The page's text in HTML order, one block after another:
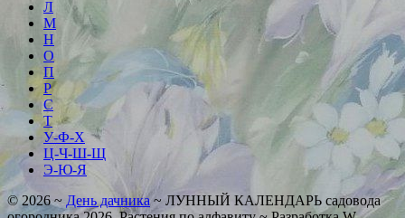
Л
М
Н
О
П
Р
С
Т
У-Ф-Х
Ц-Ч-Ш-Щ
Э-Ю-Я
© 2026~ День дачника~ ЛУННЫЙ КАЛЕНДАРЬ садовода